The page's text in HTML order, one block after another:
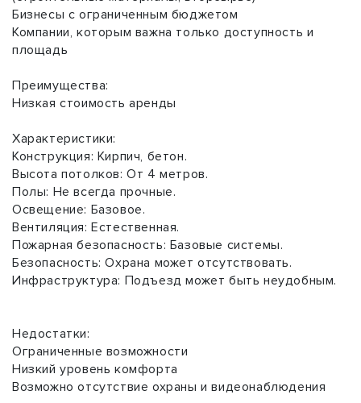
Бизнесы с ограниченным бюджетом
Компании, которым важна только доступность и
площадь
Преимущества:
Низкая стоимость аренды
Характеристики:
Конструкция: Кирпич, бетон.
Высота потолков: От 4 метров.
Полы: Не всегда прочные.
Освещение: Базовое.
Вентиляция: Естественная.
Пожарная безопасность: Базовые системы.
Безопасность: Охрана может отсутствовать.
Инфраструктура: Подъезд может быть неудобным.
Недостатки:
Ограниченные возможности
Низкий уровень комфорта
Возможно отсутствие охраны и видеонаблюдения